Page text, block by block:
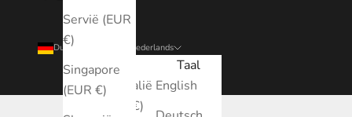
Servië (EUR
€)
Singapore
(EUR €)
Duitsland (EUR €)
Land
Australië
(EUR €)
Nederlands
Taal
English